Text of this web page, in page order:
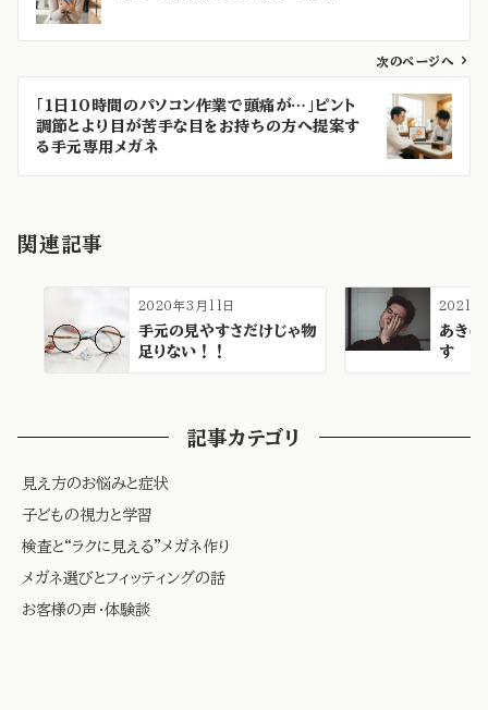
次のページへ
「1日10時間のパソコン作業で頭痛が…」ピント
調節とより目が苦手な目をお持ちの方へ提案す
る手元専用メガネ
関連記事
2020年3月11日
手元の見やすさだけじゃ物
足りない！！
2021年
あきら
す
記事カテゴリ
見え方のお悩みと症状
子どもの視力と学習
検査と“ラクに見える”メガネ作り
メガネ選びとフィッティングの話
お客様の声・体験談